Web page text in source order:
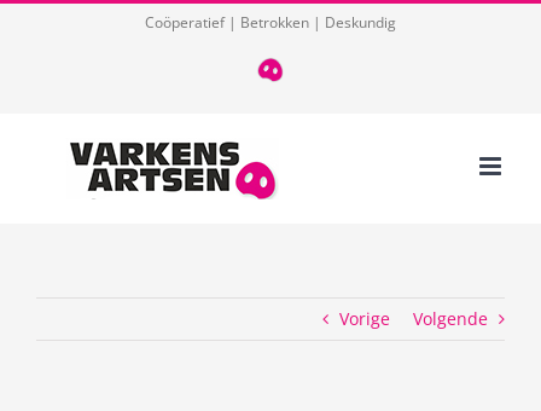
Coöperatief | Betrokken | Deskundig
T
085
Vorige Volgende